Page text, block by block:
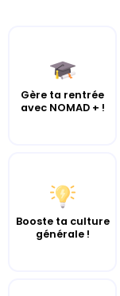
Gère ta rentrée
avec NOMAD + !
Booste ta culture
générale !